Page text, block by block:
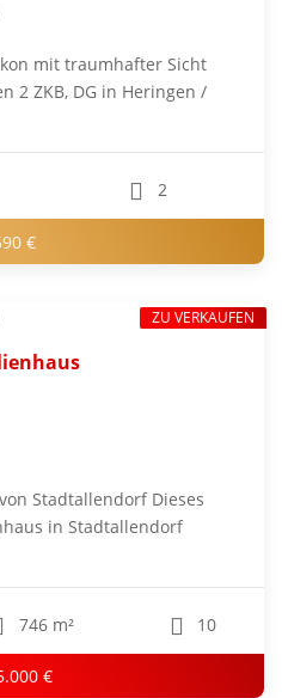
mit traumhafter Sicht
2 ZKB, DG in Heringen /
2
€
Stadtallendorf Dieses
in Stadtallendorf
746 m² 10
€
ZU VERKAUFEN